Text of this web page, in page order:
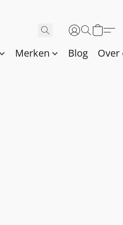
Merken Blog Over